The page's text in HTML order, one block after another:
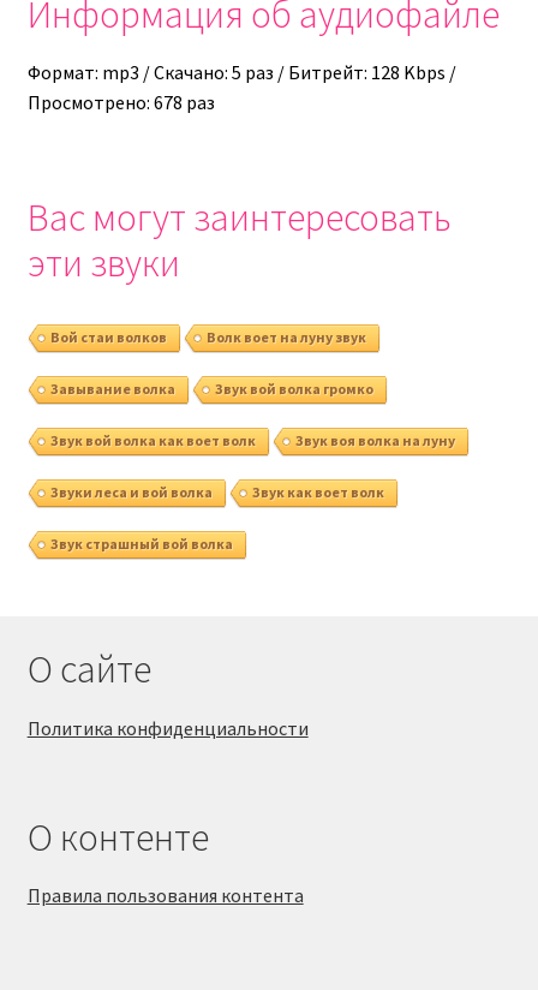
Информация об аудиофайле
Формат: mp3 / Скачано: 5 раз / Битрейт: 128 Kbps /
Просмотрено: 678 раз
Вас могут заинтересовать
эти звуки
Вой стаи волков Волк воет на луну звук
Завывание волка Звук вой волка громко
Звук вой волка как воет волк Звук воя волка на луну
Звуки леса и вой волка Звук как воет волк
Звук страшный вой волка
О сайте
Политика конфиденциальности
О контенте
Правила пользования контента